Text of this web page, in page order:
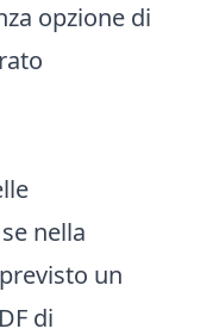
opzione di
nella
un
di